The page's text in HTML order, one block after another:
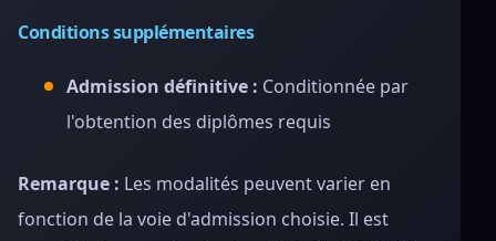
Conditions supplémentaires
Admission définitive : Conditionnée par
l'obtention des diplômes requis
Remarque : Les modalités peuvent varier en
fonction de la voie d'admission choisie. Il est